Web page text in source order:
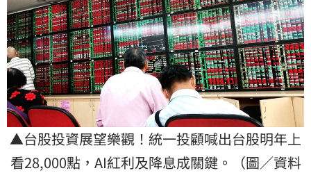
▲台股投資展望樂觀！統一投顧喊出台股明年上
看28,000點，AI紅利及降息成關鍵。（圖／資料